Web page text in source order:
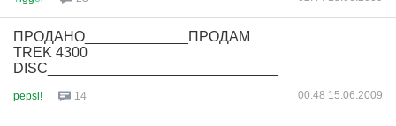
ПРОДАНО_____________ПРОДАМ
TREK 4300
DISC_____________________________
pepsi! 14 00:48 15.06.2009